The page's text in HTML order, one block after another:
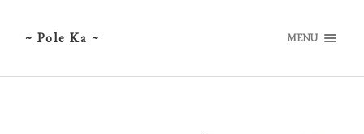
~ Pole Ka ~ MENU